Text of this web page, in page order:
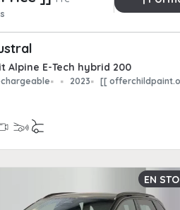
Alpine E-Tech hybrid 200
2023 [[
EN